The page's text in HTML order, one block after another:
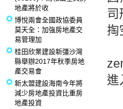
地產將於收
博悅兩會全國政協委員
莫天全：加強房地產交
易管理加
桂田欣業建設新彊沙灣
縣舉辦2017年秋季房地
產交易會
新太盟建設海南今年將
減少房地產投資比重房
地產投資
司
掏
進